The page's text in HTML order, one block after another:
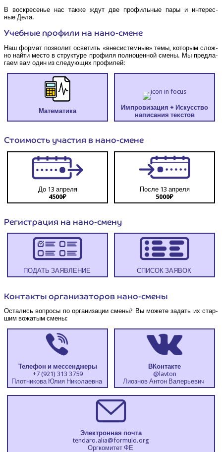
В вос­кре­се­нье нас так­же ждут две про­филь­ные пары и инте­рес­
ные Дела.
Учеб­ные про­фи­ли на нано-смене
Наш фор­мат поз­во­лит осве­тить «вне­си­стем­ные» темы, кото­рым слож­
но най­ти место в струк­ту­ре про­фи­ля пол­но­цен­ной сме­ны. Мы пред­ла­
га­ем вам один из сле­ду­ю­щих профилей:
Мате­ма­ти­ка
Импро­ви­за­ция + Искус­ство
напи­са­ния текстов
Сто­и­мость уча­стия в нано-смене
До 13 апреля
4500₽
После 13 апреля
5000₽
Реги­стра­ция на нано-смену
ПОДАТЬ ЗАЯВЛЕНИЕ СПИ­СОК ЗАЯВОК
Кон­так­ты орга­ни­за­то­ров нано-смены
Оста­лись вопро­сы по орга­ни­за­ции сме­ны? Вы може­те задать их стар­
шим вожа­тым смены:
Теле­фон и мессенджеры
+7 (921) 313 3759
Плот­ни­ко­ва Юлия Николаевна
ВКон­так­те
@lavton
Лиоз­нов Антон Валерьевич
Элек­трон­ная почта
tendaro.​alia@​formulo.​org
Орг­ко­ми­тет ФЕ